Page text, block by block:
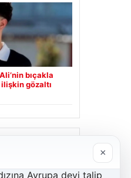
bıçakla
gözaltı
×